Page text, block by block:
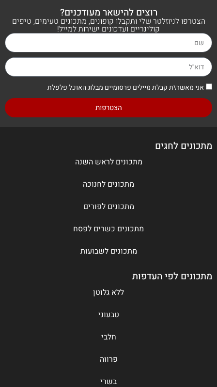
רוצים להישאר מעודכנים?
הצטרפו לניוזלטר שלי ותקבלו קופונים, מתכונים טעימים, טיפים
קולינריים ועדכונים ישירות למייל!
אני מאשר\ת קבלת מיילים פרסומיים מבלוג האוכל פלפלת
הצטרפות
מתכונים לחגים
מתכונים לראש השנה
מתכונים לחנוכה
מתכונים לפורים
מתכונים כשרים לפסח
מתכונים לשבועות
מתכונים לפי העדפות
ללא גלוטן
טבעוני
חלבי
פרווה
בשרי